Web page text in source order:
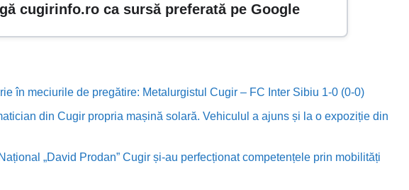
cugirinfo.ro ca sursă preferată pe Google
în meciurile de pregătire: Metalurgistul Cugir – FC Inter Sibiu 1-0 (0-0)
din Cugir propria mașină solară. Vehiculul a ajuns și la o expoziție din
„David Prodan” Cugir și-au perfecționat competențele prin mobilități